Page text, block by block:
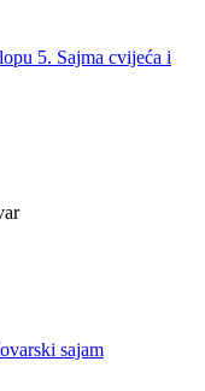
5. Sajma cvijeća i
sajam